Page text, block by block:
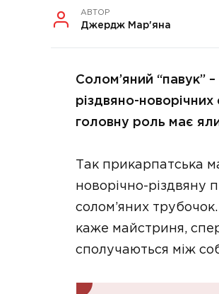
АВТОР
Джердж Мар'яна
Солом’яний “павук”
різдвяно-
головну роль має
Так прикарпатська
новорічно-різдвяну
солом’яних
каже майстриня,
сполучаються між